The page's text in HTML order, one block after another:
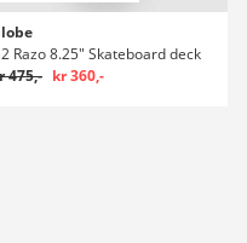
Razo 8.25" Skateboard deck
475,- kr 360,-